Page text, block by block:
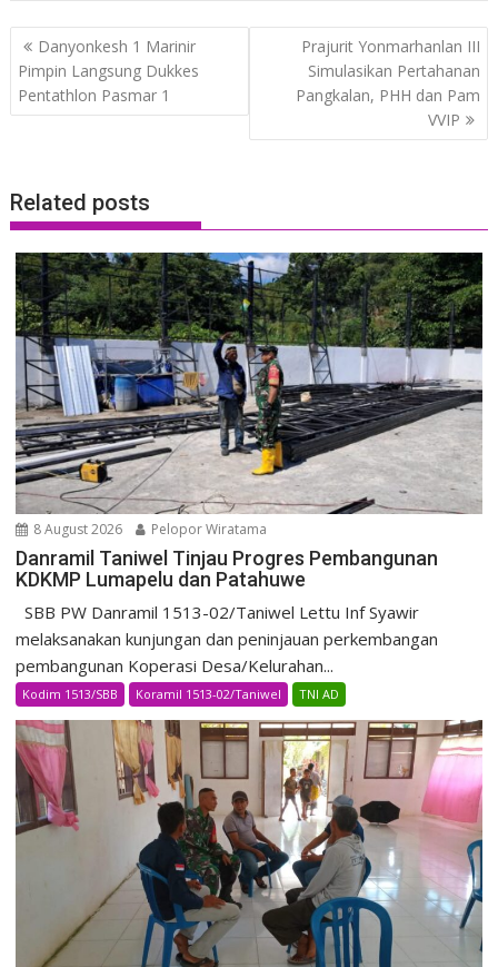
Post
navigation
Danyonkesh 1 Marinir
Pimpin Langsung Dukkes
Pentathlon Pasmar 1
Prajurit Yonmarhanlan III
Simulasikan Pertahanan
Pangkalan, PHH dan Pam
VVIP
Related posts
8 August 2026 Pelopor Wiratama
Danramil Taniwel Tinjau Progres Pembangunan
KDKMP Lumapelu dan Patahuwe
SBB PW Danramil 1513-02/Taniwel Lettu Inf Syawir
melaksanakan kunjungan dan peninjauan perkembangan
pembangunan Koperasi Desa/Kelurahan...
Kodim 1513/SBB Koramil 1513-02/Taniwel TNI AD